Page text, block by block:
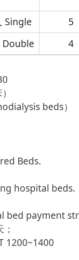
Single 5
Double
4
beds）
Beds.
hospital beds.
bed payment
1200~1400